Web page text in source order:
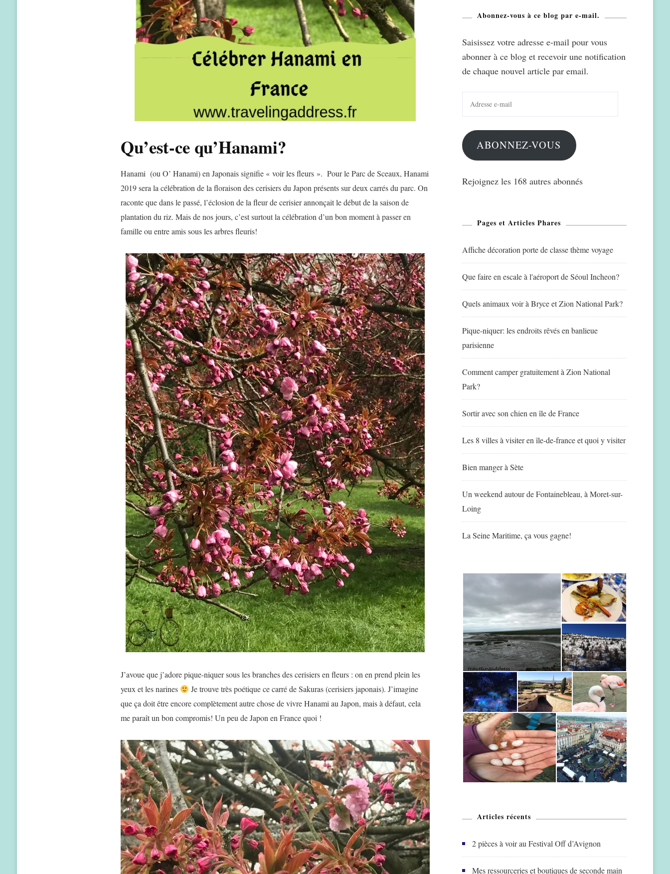
Qu’est-ce qu’Hanami?
Hanami (ou O’ Hanami) en Japonais signifie « voir les fleurs ». Pour le Parc de Sceaux, Hanami
2019 sera la célébration de la floraison des cerisiers du Japon présents sur deux carrés du parc. On
raconte que dans le passé, l’éclosion de la fleur de cerisier annonçait le début de la saison de
plantation du riz. Mais de nos jours, c’est surtout la célébration d’un bon moment à passer en
famille ou entre amis sous les arbres fleuris!
J’avoue que j’adore pique-niquer sous les branches des cerisiers en fleurs : on en prend plein les
yeux et les narines
Je trouve très poétique ce carré de Sakuras (cerisiers japonais). J’imagine
que ça doit être encore complètement autre chose de vivre Hanami au Japon, mais à défaut, cela
me paraît un bon compromis! Un peu de Japon en France quoi !
Abonnez-vous à ce blog par e-mail.
Saisissez votre adresse e-mail pour vous
abonner à ce blog et recevoir une notification
de chaque nouvel article par email.
mail
ABONNEZ-VOUS
Rejoignez les 168 autres abonnés
Pages et Articles Phares
Affiche décoration porte de classe thème voyage
Que faire en escale à l'aéroport de Séoul Incheon?
Quels animaux voir à Bryce et Zion National Park?
Pique-niquer: les endroits rêvés en banlieue
parisienne
Comment camper gratuitement à Zion National
Park?
Sortir avec son chien en île de France
Les 8 villes à visiter en île-de-france et quoi y visiter
Bien manger à Sète
Un weekend autour de Fontainebleau, à Moret-sur-
Loing
La Seine Maritime, ça vous gagne!
Articles récents
2 pièces à voir au Festival Off d’Avignon
Mes ressourceries et boutiques de seconde main